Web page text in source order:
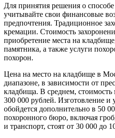
Для принятия решения о
учитывайте свои финансовые
предпочтения. Традиционное
кремации. Стоимость
приобретение места на
памятника, а также услуги
похорон.
Цена на место на кладбище в
диапазоне, в зависимости от
кладбища. В среднем, стоимость
300 000 рублей. Изготовление и
обойдется дополнительно в 50
похоронного бюро, включая
и транспорт, стоят от 30 000 до